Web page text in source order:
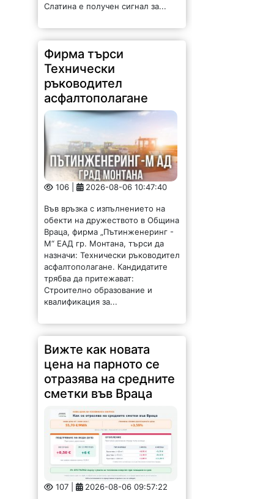
Слатина е получен сигнал за...
Фирма търси
Технически
ръководител
асфалтополагане
106 | 2026-08-06 10:47:40
Във връзка с изпълнението на
обекти на дружеството в Община
Враца, фирма „Пътинженеринг -
М“ ЕАД гр. Монтана, търси да
назначи: Технически ръководител
асфалтополагане. Кандидатите
трябва да притежават:
Строително образование и
квалификация за...
Вижте как новата
цена на парното се
отразява на средните
сметки във Враца
107 | 2026-08-06 09:57:22